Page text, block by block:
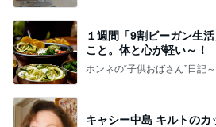
１週間「9割ビーガン生
こと。体と心が軽い～！
ホンネの“子供おばさん”日記
キャシー中島 キルトのカ